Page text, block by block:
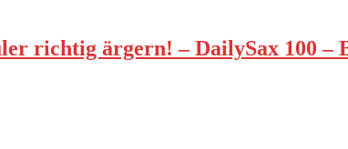
richtig ärgern! – DailySax 100 –